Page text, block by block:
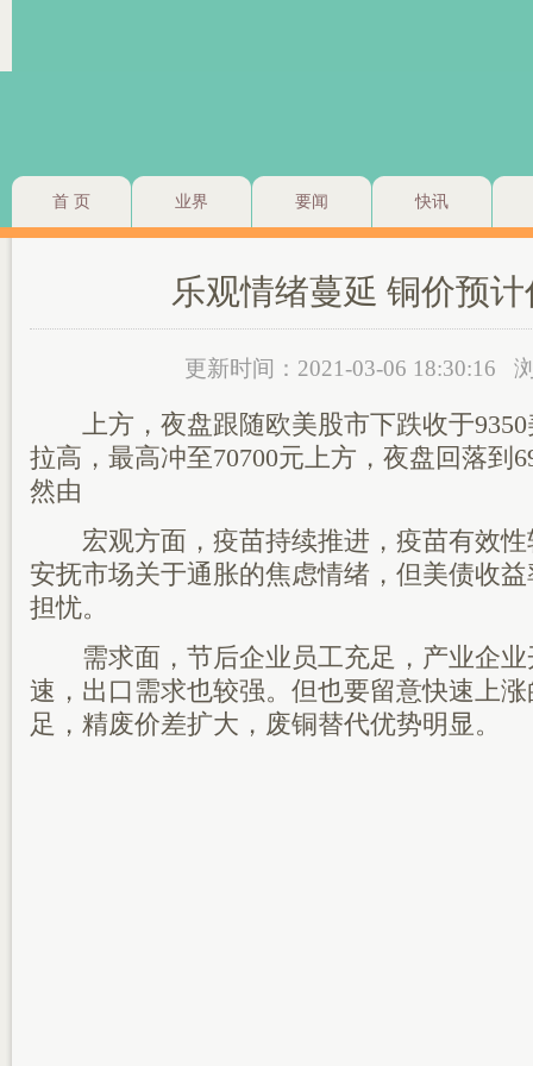
首 页 业界 要闻 快讯
乐观情绪蔓延 铜价预
更新时间：2021-03-06 18:30:16
上方，夜盘跟随欧美股市下跌收于9350
拉高，最高冲至70700元上方，夜盘回落到
然由
宏观方面，疫苗持续推进，疫苗有效性
安抚市场关于通胀的焦虑情绪，但美债收
担忧。
需求面，节后企业员工充足，产业企业
速，出口需求也较强。但也要留意快速上
足，精废价差扩大，废铜替代优势明显。